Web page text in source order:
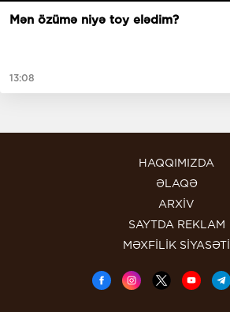
Mən özümə niyə toy elədim?
13:08
HAQQIMIZDA
ƏLAQƏ
ARXİV
SAYTDA REKLAM
MƏXFİLİK SİYASƏTİ